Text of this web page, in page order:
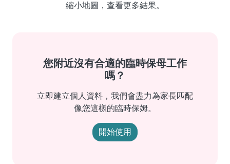
縮小地圖，查看更多結果。
您附近沒有合適的臨時保母工作
嗎？
立即建立個人資料，我們會盡力為家長匹配
像您這樣的臨時保姆。
開始使用